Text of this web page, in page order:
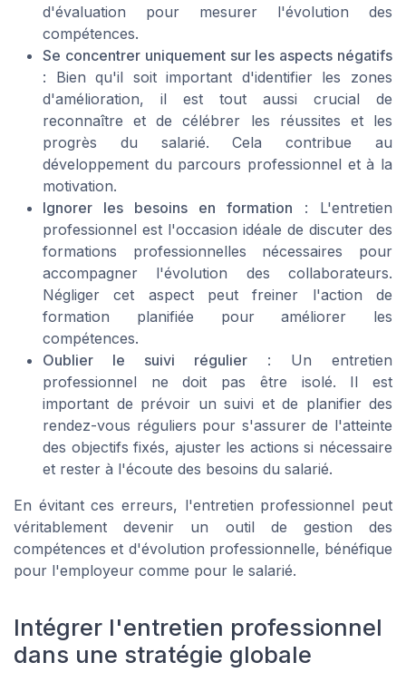
d'évaluation pour mesurer l'évolution des
compétences.
Se concentrer uniquement sur les aspects négatifs
: Bien qu'il soit important d'identifier les zones
d'amélioration, il est tout aussi crucial de
reconnaître et de célébrer les réussites et les
progrès du salarié. Cela contribue au
développement du parcours professionnel et à la
motivation.
Ignorer les besoins en formation : L'entretien
professionnel est l'occasion idéale de discuter des
formations professionnelles nécessaires pour
accompagner l'évolution des collaborateurs.
Négliger cet aspect peut freiner l'action de
formation planifiée pour améliorer les
compétences.
Oublier le suivi régulier : Un entretien
professionnel ne doit pas être isolé. Il est
important de prévoir un suivi et de planifier des
rendez-vous réguliers pour s'assurer de l'atteinte
des objectifs fixés, ajuster les actions si nécessaire
et rester à l'écoute des besoins du salarié.
En évitant ces erreurs, l'entretien professionnel peut
véritablement devenir un outil de gestion des
compétences et d'évolution professionnelle, bénéfique
pour l'employeur comme pour le salarié.
Intégrer l'entretien professionnel
dans une stratégie globale